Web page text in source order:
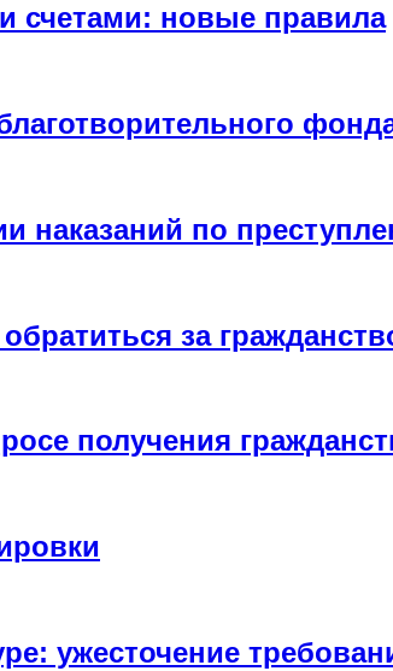
счетами: новые правила
наказаний по
за
получения
ужесточение